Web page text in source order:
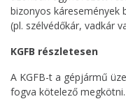
bizonyos káresemények
(pl. szélvédőkár, vadkár
KGFB részletesen
A KGFB-t a gépjármű
fogva kötelező